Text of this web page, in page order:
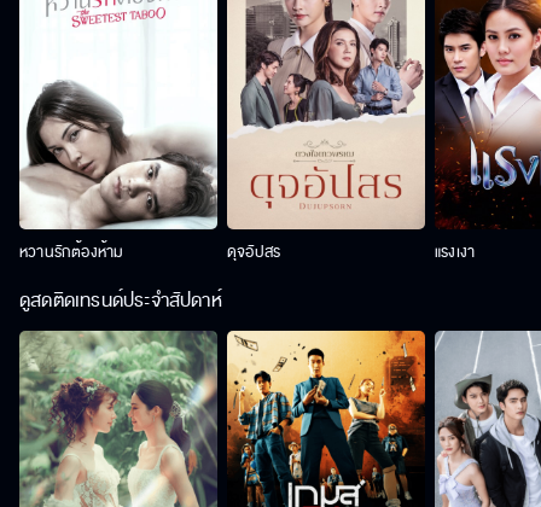
หวานรักต้องห้าม ดุจอัปสร แรงเงา
ดูสดติดเทรนด์ประจำสัปดาห์